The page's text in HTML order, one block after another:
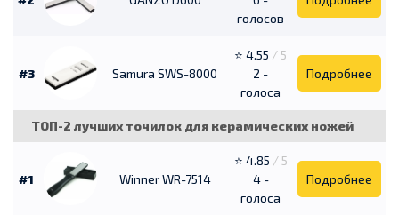
голосов
#3 Samura SWS-8000
⭐ 4.55 / 5
2 -
голоса
Подробнее
ТОП-2 лучших точилок для керамических ножей
#1 Winner WR-7514
⭐ 4.85 / 5
4 -
голоса
Подробнее